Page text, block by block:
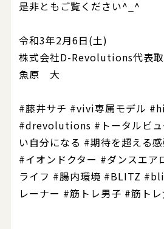
是非ともご覧ください^_^
令和3年2月6日(土)
株式会社D-Revolutions代表取
魚原 大
#藤井サチ #vivi専属モデル
#drevolutions #トータルビュ
い自分になる #期待を超える
#イオンドクター #ダンスエア
ライフ #腸内環境 #BLITZ
レーナー #筋トレ男子 #筋ト